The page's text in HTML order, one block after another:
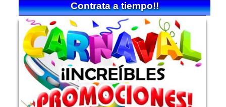
Contrata a tiempo!!